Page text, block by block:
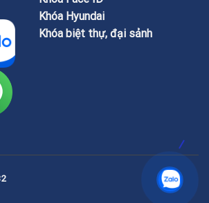
Khóa Hyundai
Khóa biệt thự, đại sảnh